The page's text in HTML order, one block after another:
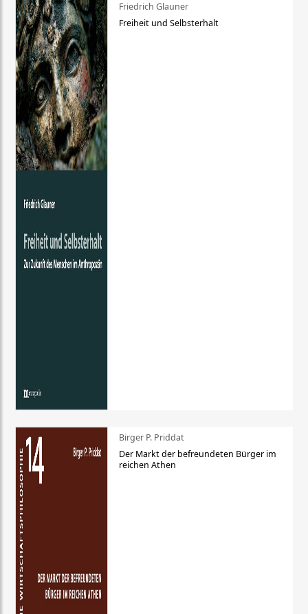
Friedrich Glauner
Freiheit und Selbsterhalt
Birger P. Priddat
Der Markt der befreundeten Bürger im
reichen Athen